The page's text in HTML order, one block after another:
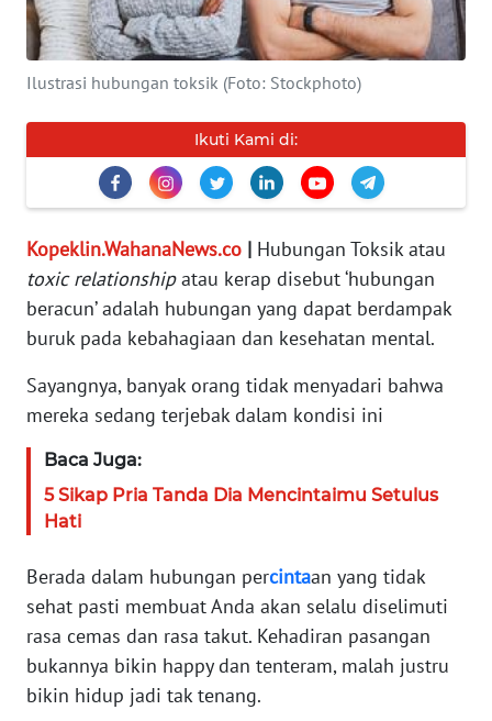
Ilustrasi hubungan toksik (Foto: Stockphoto)
Ikuti Kami di:
Kopeklin.WahanaNews.co | Hubungan Toksik atau
toxic relationshipatau kerap disebut ‘hubungan
beracun’ adalah hubungan yang dapat berdampak
buruk pada kebahagiaan dan kesehatan mental.
Sayangnya, banyak orang tidak menyadari bahwa
mereka sedang terjebak dalam kondisi ini
Baca Juga:
5 Sikap Pria Tanda Dia Mencintaimu Setulus
Hati
Berada dalam hubungan percintaan yang tidak
sehat pasti membuat Anda akan selalu diselimuti
rasa cemas dan rasa takut. Kehadiran pasangan
bukannya bikin happy dan tenteram, malah justru
bikin hidup jadi tak tenang.
INFO
TENTANG
PEDOMAN
SIBER
REDAKSI
Wahana
Regional
WN
SUMUT
WN
JAKARTA